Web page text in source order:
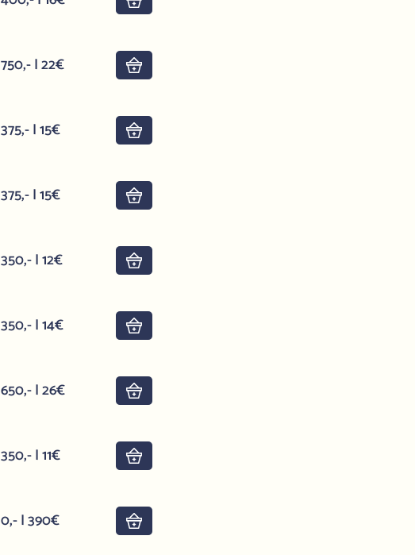
750,- | 22€
375,- | 15€
375,- | 15€
350,- | 12€
350,- | 14€
650,- | 26€
350,- | 11€
0,- | 390€